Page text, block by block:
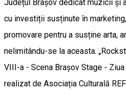
Județul Brașov dedicat muzicii și
cu investiții susținute în
promovare pentru a susține arta,
nelimitându-se la aceasta.
VIII-a - Scena Brașov Stage -
realizat de Asociația Culturală